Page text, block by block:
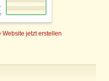
jetzt erstellen